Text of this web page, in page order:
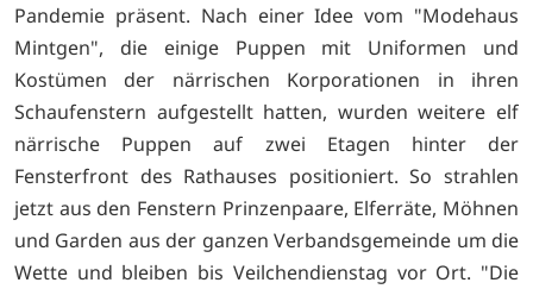
Pandemie präsent. Nach einer Idee vom "Modehaus
Mintgen", die einige Puppen mit Uniformen und
Kostümen der närrischen Korporationen in ihren
Schaufenstern aufgestellt hatten, wurden weitere elf
närrische Puppen auf zwei Etagen hinter der
Fensterfront des Rathauses positioniert. So strahlen
jetzt aus den Fenstern Prinzenpaare, Elferräte, Möhnen
und Garden aus der ganzen Verbandsgemeinde um die
Wette und bleiben bis Veilchendienstag vor Ort. "Die